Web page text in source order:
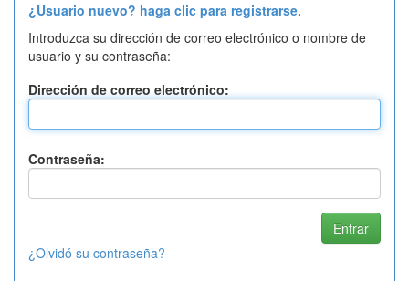
¿Usuario nuevo? haga clic para registrarse.
Introduzca su dirección de correo electrónico o nombre de
usuario y su contraseña:
Dirección de correo electrónico:
Contraseña:
¿Olvidó su contraseña?